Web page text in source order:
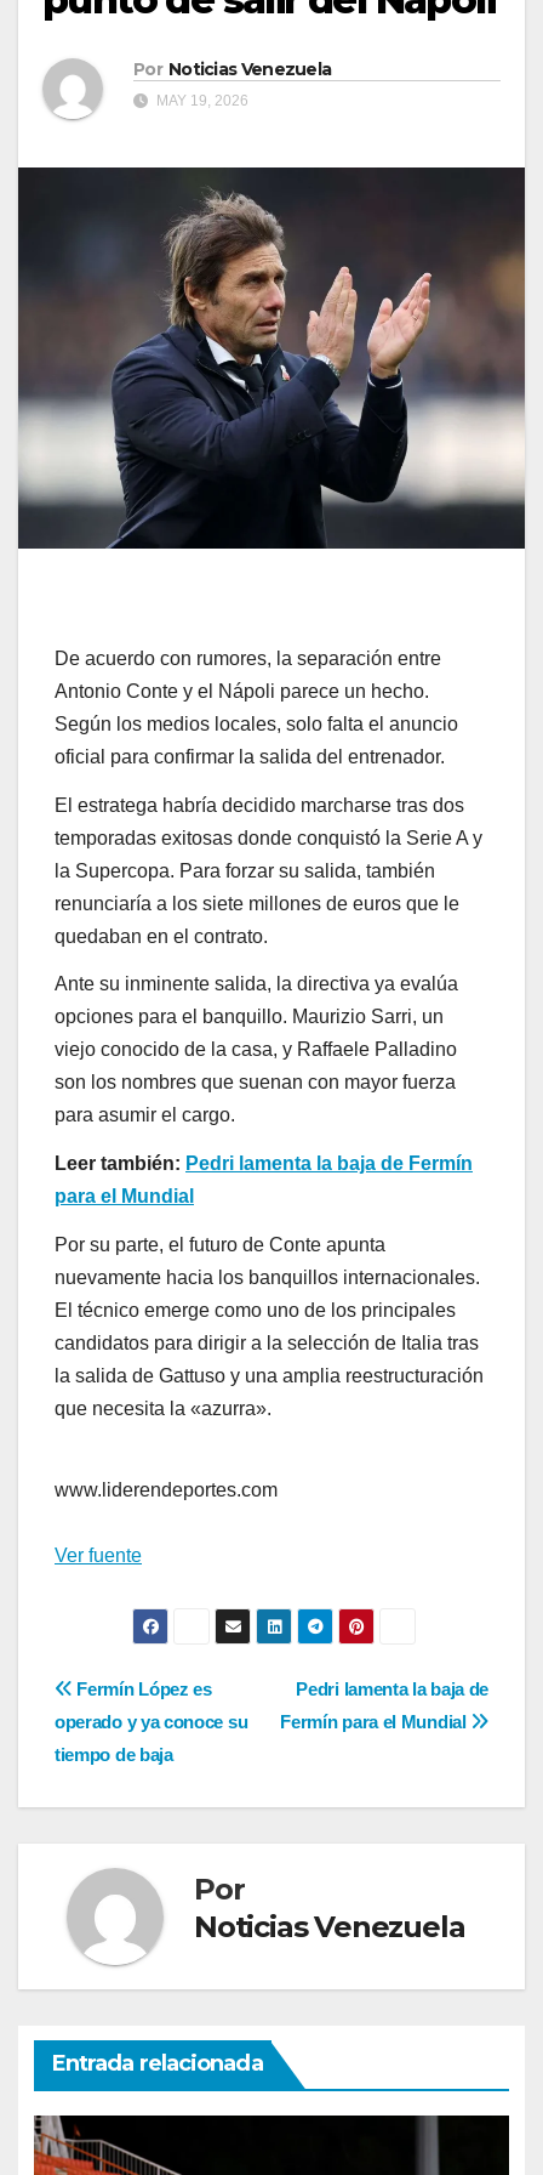
Por Noticias Venezuela
MAY 19, 2026
De acuerdo con rumores, la separación entre
Antonio Conte y el Nápoli parece un hecho.
Según los medios locales, solo falta el anuncio
oficial para confirmar la salida del entrenador.
El estratega habría decidido marcharse tras dos
temporadas exitosas donde conquistó la Serie A y
la Supercopa. Para forzar su salida, también
renunciaría a los siete millones de euros que le
quedaban en el contrato.
Ante su inminente salida, la directiva ya evalúa
opciones para el banquillo. Maurizio Sarri, un
viejo conocido de la casa, y Raffaele Palladino
son los nombres que suenan con mayor fuerza
para asumir el cargo.
Leer también: Pedri lamenta la baja de Fermín
para el Mundial
Por su parte, el futuro de Conte apunta
nuevamente hacia los banquillos internacionales.
El técnico emerge como uno de los principales
candidatos para dirigir a la selección de Italia tras
la salida de Gattuso y una amplia reestructuración
que necesita la «azurra».
www.liderendeportes.com
Ver fuente
Navegación
de
entradas
Pedri lamenta la baja de
Fermín para el Mundial
Fermín López es
operado y ya conoce su
tiempo de baja
Por
Noticias Venezuela
Entrada relacionada